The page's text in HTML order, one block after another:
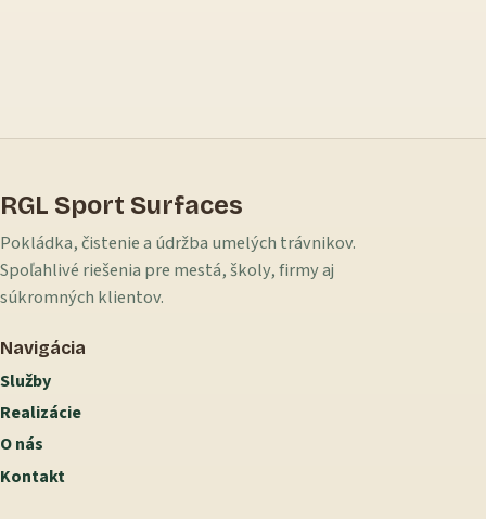
RGL Sport Surfaces
Pokládka, čistenie a údržba umelých trávnikov.
Spoľahlivé riešenia pre mestá, školy, firmy aj
súkromných klientov.
Navigácia
Služby
Realizácie
O nás
Kontakt